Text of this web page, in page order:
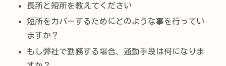
長所と短所を教えてください
短所をカバーするためにどのような事を行ってい
ますか？
もし弊社で勤務する場合、通勤手段は何になりま